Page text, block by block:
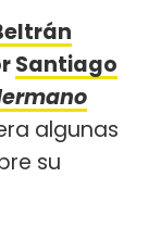
Santiago
algunas
su